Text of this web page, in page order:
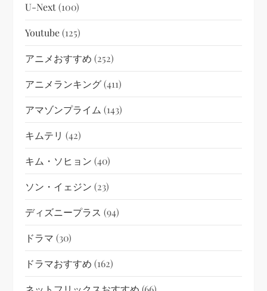
U-Next(100)
Youtube(125)
アニメおすすめ (252)
アニメランキング(411)
アマゾンプライム (143)
キムテリ (42)
キム・ソヒョン (40)
ソン・イェジン (23)
ディズニープラス (94)
ドラマ (30)
ドラマおすすめ (162)